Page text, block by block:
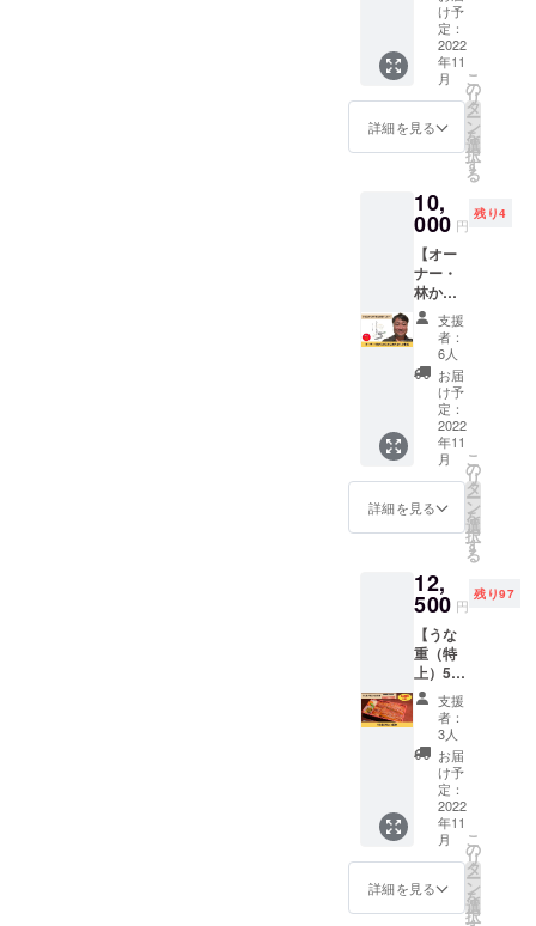
い■ う
な重
（並）
1,500円
のお値
段でう
な重
2,300円
重
（上）
のお値
段でう
な重
（特
上）
3,000円
に ※初
回ご利
用から2
か月間
有効で
す。 ※
ご支援
者さま
＋1名の
です。
※2022
年11月
から1年
以内に
ご利用
くださ
い。
（上）
の5回券
です。
うれし
いこと
があっ
た時
や、気
たせた
い時に
どう
ぞ！ ※
店頭で
のご利
用に限
らせて
いただ
きま
す。 ※
店舗ま
での交
通費は
支援者
さまの
ご負担
年11月
から1年
ご利用
くださ
い。
け予
定：
2022
年11
月
詳細を見る
こ
の
リ
タ
ー
ン
を
選
択
す
る
10,
000 円
残り4
【オー
ナー・
林から
の心を
込めた
お礼の
手紙】
「うな
ぎの夜
明け」
オー
ナー兼
空腹対
策研究
所所長
ら、心
を込め
てお手
紙をお
届けし
ます！
うなぎ
にかけ
る熱い
想いを
お伝え
しま
す。 ※
送料込
みのお
値段で
す。 ※
支援
者：
6人
お届
け予
定：
2022
年11
月
詳細を見る
こ
の
リ
タ
ー
ン
を
選
択
す
る
12,
500 円
残り97
【うな
重（特
上）5回
券】
2,500円
お得！
うな重
（特
上）の5
回券で
す。 思
わずニ
ヤニヤ
してし
まう、
支援
者：
3人
お届
け予
定：
2022
年11
月
詳細を見る
こ
の
リ
タ
ー
ン
を
選
択